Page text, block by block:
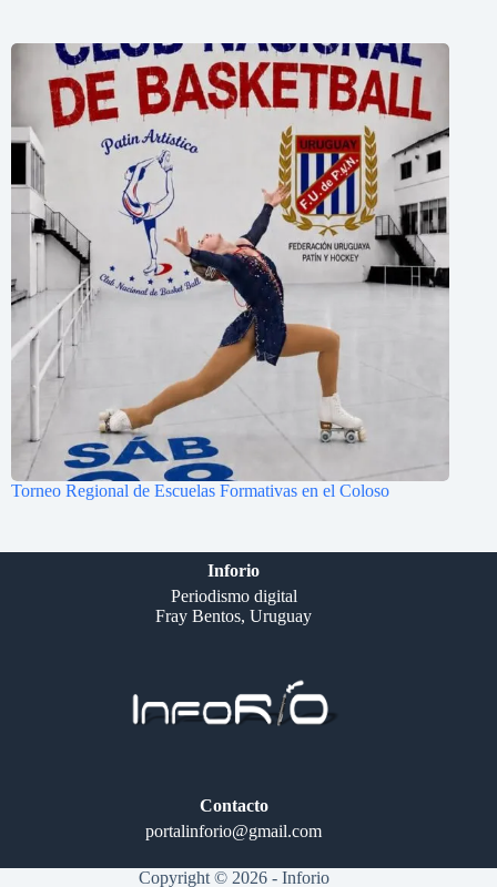
Torneo Regional de Escuelas Formativas en el Coloso
Inforio
Periodismo digital
Fray Bentos, Uruguay
Contacto
portalinforio@gmail.com
Copyright © 2026 - Inforio